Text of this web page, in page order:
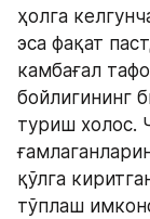
ҳолга
эса фақат
камбағал
бойлигининг
туриш холос.
қўлга
тўплаш